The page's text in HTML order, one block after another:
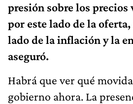
presión sobre los precios
por este lado de la
lado de la inflación y la
aseguró.
Habrá que ver qué
gobierno ahora. La